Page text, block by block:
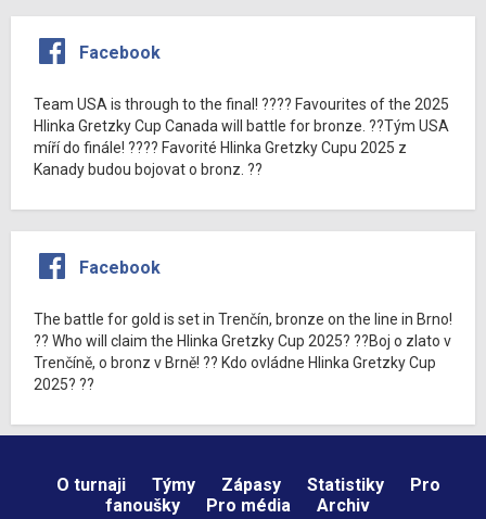
Facebook
Team USA is through to the final! ???? Favourites of the 2025
Hlinka Gretzky Cup Canada will battle for bronze. ??Tým USA
míří do finále! ???? Favorité Hlinka Gretzky Cupu 2025 z
Kanady budou bojovat o bronz. ??
Facebook
The battle for gold is set in Trenčín, bronze on the line in Brno!
?? Who will claim the Hlinka Gretzky Cup 2025? ??Boj o zlato v
Trenčíně, o bronz v Brně! ?? Kdo ovládne Hlinka Gretzky Cup
2025? ??
O turnaji Týmy Zápasy Statistiky
Pro
fanoušky
Pro média Archiv